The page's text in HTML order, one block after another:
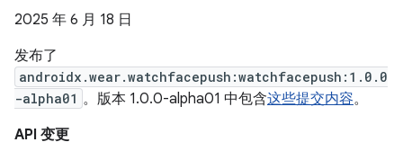
2025 年 6 月 18 日
发布了
androidx.wear.watchfacepush:watchfacepush:1.0.0
-alpha01 。版本 1.0.0-alpha01 中包含这些提交内容。
API 变更